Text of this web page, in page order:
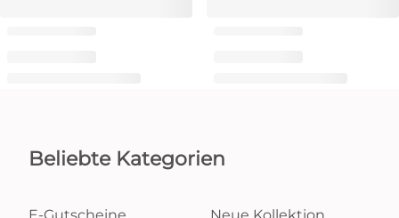
Beliebte Kategorien